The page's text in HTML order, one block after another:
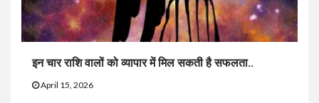
इन चार राशि वालों को व्यापार में मिल सकती है सफलता..
April 15, 2026